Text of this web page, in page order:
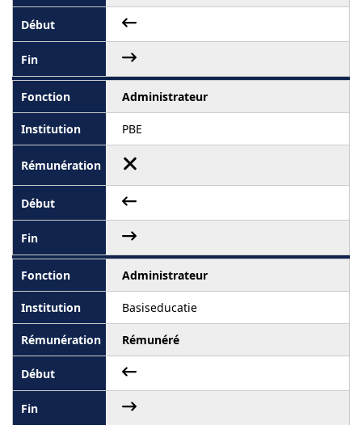
Administrateur
PBE
Administrateur
Basiseducatie
Rémunéré